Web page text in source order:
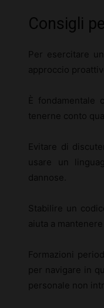
Consigli
Per esercitare
approccio
È fondamentale
tenerne conto
Evitare di
usare un
dannose.
Stabilire un
aiuta a
Formazioni
per navigare in
personale non